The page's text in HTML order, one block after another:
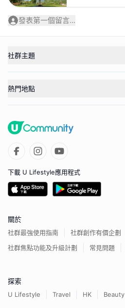
發表第一個留言...
社群主題
熱門地點
下載 U Lifestyle應用程式
關於
社群最強使用指南
社群創作有價企劃
社群焦點功能及升級計劃
常見問題
探索
U Lifestyle Travel HK Beauty